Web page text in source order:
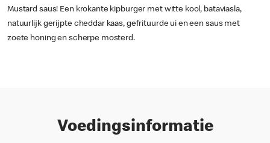
Mustard saus! Een krokante kipburger met witte kool, bataviasla,
natuurlijk gerijpte cheddar kaas, gefrituurde ui en een saus met
zoete honing en scherpe mosterd.
Voedingsinformatie